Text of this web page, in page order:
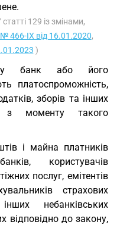
129 із змінами,
№ 466-IX від 16.01.2020,
)
банк або його
платоспроможність,
зборів та інших
з моменту такого
і майна платників
користувачів
послуг, емітентів
страхових
небанківських
відповідно до закону,